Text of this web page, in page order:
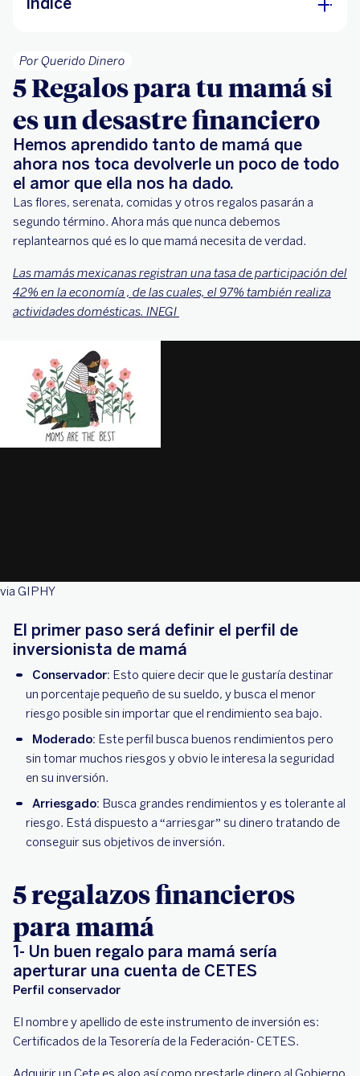
financiero
5 regalazos financieros para mamá
Por Querido Dinero
5 Regalos para tu mamá si
es un desastre financiero
Hemos aprendido tanto de mamá que
ahora nos toca devolverle un poco de todo
el amor que ella nos ha dado.
Las flores, serenata, comidas y otros regalos pasarán a
segundo término. Ahora más que nunca debemos
replantearnos qué es lo que mamá necesita de verdad.
Las mamás mexicanas registran una tasa de participación del
42% en la economía , de las cuales, el 97% también realiza
actividades domésticas. INEGI
via GIPHY
El primer paso será definir el perfil de
inversionista de mamá
Conservador: Esto quiere decir que le gustaría destinar
un porcentaje pequeño de su sueldo, y busca el menor
riesgo posible sin importar que el rendimiento sea bajo.
Moderado: Este perfil busca buenos rendimientos pero
sin tomar muchos riesgos y obvio le interesa la seguridad
en su inversión.
Arriesgado: Busca grandes rendimientos y es tolerante al
riesgo. Está dispuesto a “arriesgar” su dinero tratando de
conseguir sus objetivos de inversión.
5 regalazos financieros
para mamá
1- Un buen regalo para mamá sería
aperturar una cuenta de CETES
Perfil conservador
El nombre y apellido de este instrumento de inversión es:
Certificados de la Tesorería de la Federación- CETES.